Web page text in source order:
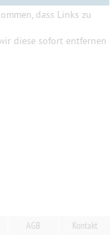
dass Links zu
diese sofort entfernen
AGB Kontakt